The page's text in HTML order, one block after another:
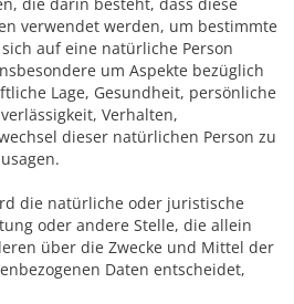
verwendet werden, um bestimmte
auf eine natürliche Person
um Aspekte bezüglich
Lage, Gesundheit, persönliche
Verhalten,
dieser natürlichen Person zu
die natürliche oder juristische
oder andere Stelle, die allein
über die Zwecke und Mittel der
Daten entscheidet,